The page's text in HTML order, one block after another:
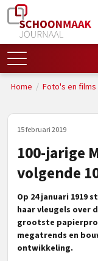
Home / Foto's en films
15 februari 2019
100-jarige
volgende
Op 24 januari 1919
haar vleugels over
grootste
megatrends en
ontwikkeling.